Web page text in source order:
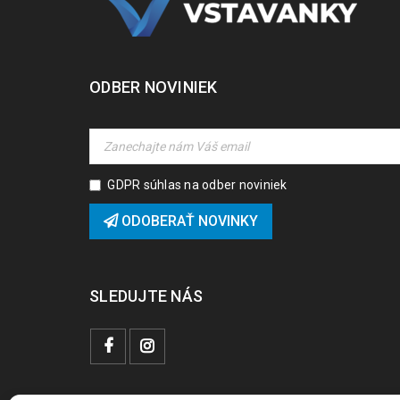
ODBER NOVINIEK
GDPR súhlas na odber noviniek
ODOBERAŤ NOVINKY
SLEDUJTE NÁS